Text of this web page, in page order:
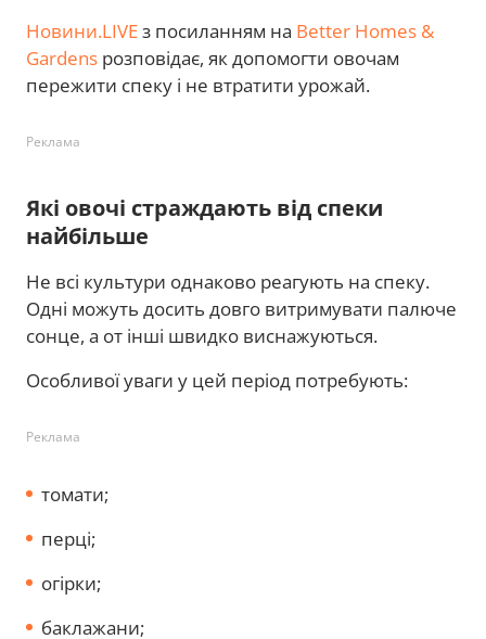
Новини.LIVEз посиланням на Better Homes &
Gardens розповідає, як допомогти овочам
пережити спеку і не втратити урожай.
Реклама
Які овочі страждають від спеки
найбільше
Не всі культури однаково реагують на спеку.
Одні можуть досить довго витримувати палюче
сонце, а от інші швидко виснажуються.
Особливої уваги у цей період потребують:
Реклама
томати;
перці;
огірки;
баклажани;